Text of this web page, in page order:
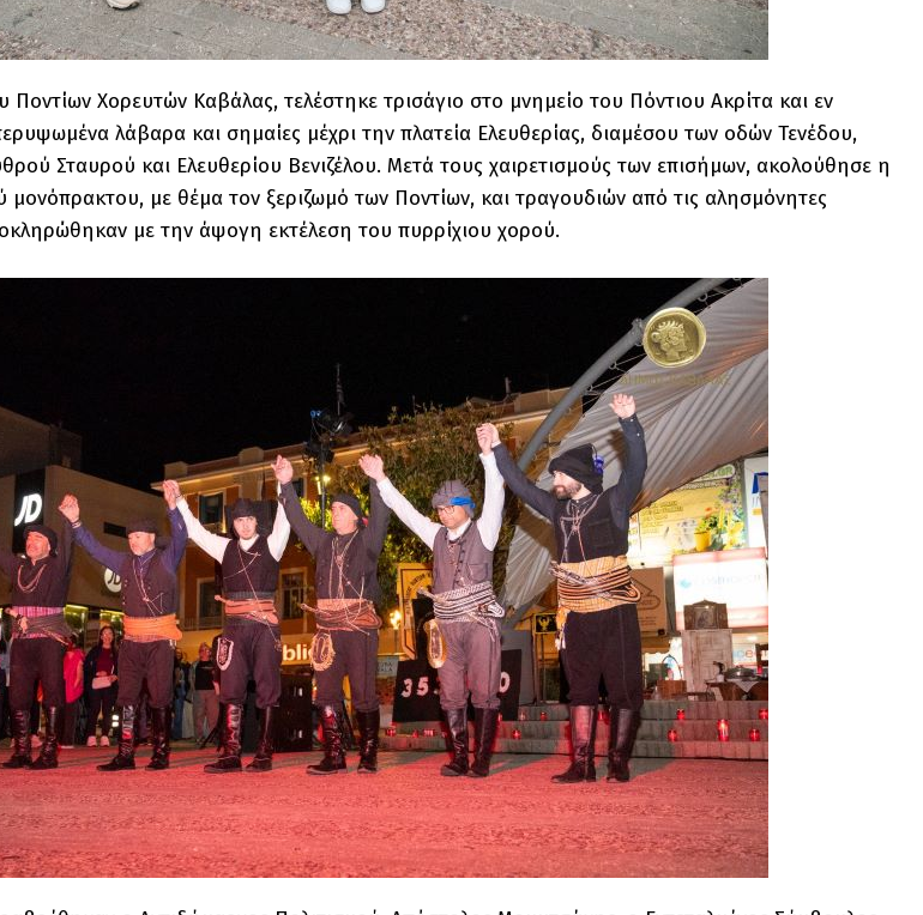
Χορευτών Καβάλας, τελέστηκε τρισάγιο στο μνημείο του Πόντιου Ακρίτα και εν
λάβαρα και σημαίες μέχρι την πλατεία Ελευθερίας, διαμέσου των οδών Τενέδου,
Σταυρού και Ελευθερίου Βενιζέλου. Μετά τους χαιρετισμούς των επισήμων, ακολούθησε η
μονόπρακτου, με θέμα τον ξεριζωμό των Ποντίων, και τραγουδιών από τις αλησμόνητες
με την άψογη εκτέλεση του πυρρίχιου χορού.